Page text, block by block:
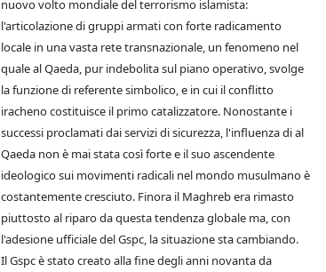
nuovo volto mondiale del terrorismo islamista:
l'articolazione di gruppi armati con forte radicamento
locale in una vasta rete transnazionale, un fenomeno nel
quale al Qaeda, pur indebolita sul piano operativo, svolge
la funzione di referente simbolico, e in cui il conflitto
iracheno costituisce il primo catalizzatore. Nonostante i
successi proclamati dai servizi di sicurezza, l'influenza di al
Qaeda non è mai stata così forte e il suo ascendente
ideologico sui movimenti radicali nel mondo musulmano è
costantemente cresciuto. Finora il Maghreb era rimasto
piuttosto al riparo da questa tendenza globale ma, con
l'adesione ufficiale del Gspc, la situazione sta cambiando.
Il Gspc è stato creato alla fine degli anni novanta da